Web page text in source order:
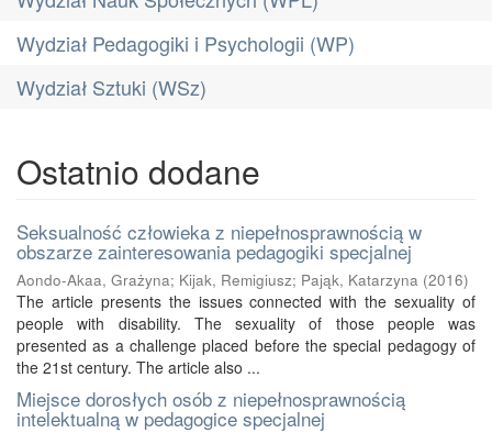
Wydział Pedagogiki i Psychologii (WP)
Wydział Sztuki (WSz)
Ostatnio dodane
Seksualność człowieka z niepełnosprawnością w
obszarze zainteresowania pedagogiki specjalnej
Aondo-Akaa, Grażyna; Kijak, Remigiusz; Pająk, Katarzyna (2016)
The article presents the issues connected with the sexuality of
people with disability. The sexuality of those people was
presented as a challenge placed before the special pedagogy of
the 21st century. The article also ...
Miejsce dorosłych osób z niepełnosprawnością
intelektualną w pedagogice specjalnej